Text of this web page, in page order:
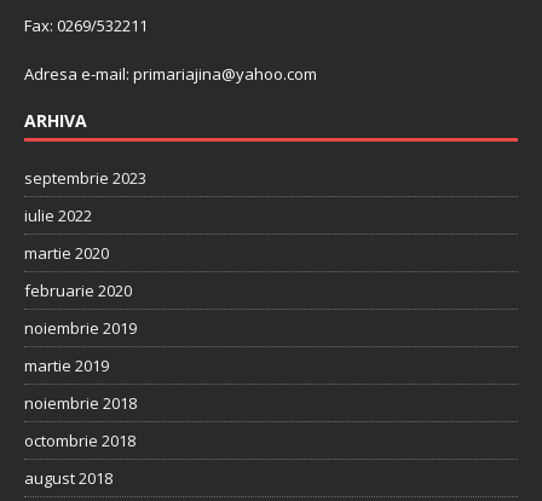
Fax: 0269/532211
Adresa e-mail: primariajina@yahoo.com
ARHIVA
septembrie 2023
iulie 2022
martie 2020
februarie 2020
noiembrie 2019
martie 2019
noiembrie 2018
octombrie 2018
august 2018